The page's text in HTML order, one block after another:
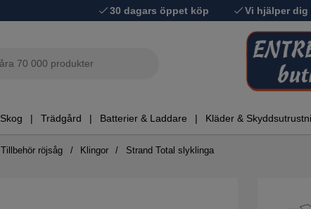
30 dagars öppet köp Vi hjälper
Skog Trädgård Batterier & Laddare Kläder &
Tillbehör röjsåg Klingor Strand Total slyklinga